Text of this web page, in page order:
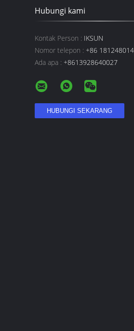
Hubungi kami
Kontak Person : IKSUN
Nomor telepon : +86
Ada apa : +8613928640027